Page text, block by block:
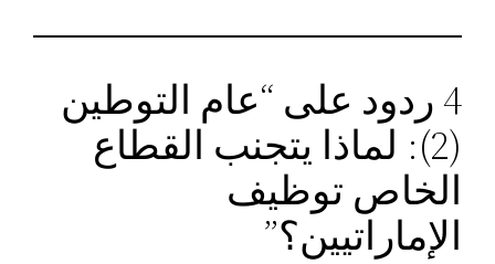
4 ردود على “عام التوطين
(2): لماذا يتجنب القطاع
الخاص توظيف
الإماراتيين؟”